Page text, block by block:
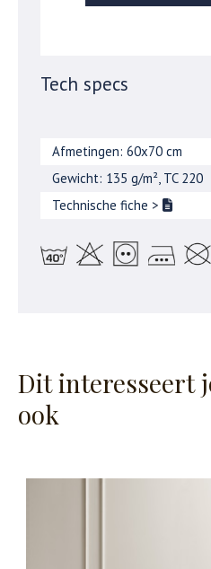
Tech specs
Afmetingen: 60x70 cm
Gewicht: 135 g/m², TC 220
Technische fiche >
Dit interesseert
ook